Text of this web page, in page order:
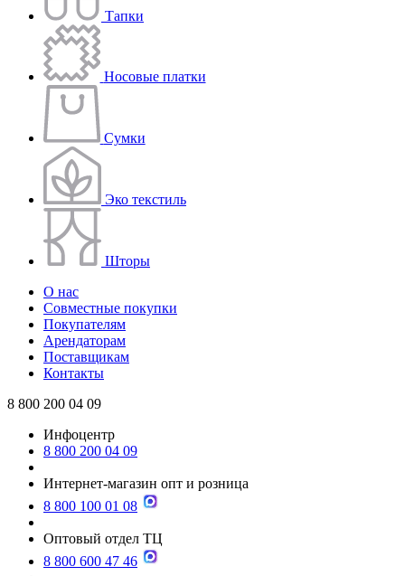
Тапки
Носовые платки
Сумки
Эко текстиль
Шторы
О нас
Совместные покупки
Покупателям
Арендаторам
Поставщикам
Контакты
8 800 200 04 09
Инфоцентр
8 800 200 04 09
Интернет-магазин опт и розница
8 800 100 01 08
Оптовый отдел ТЦ
8 800 600 47 46